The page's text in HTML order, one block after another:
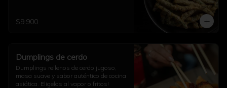
$9.900
Dumplings de cerdo
Dumplings rellenos de cerdo jugoso,
masa suave y sabor auténtico de cocina
asiática. Eligelos al vapor o fritos!